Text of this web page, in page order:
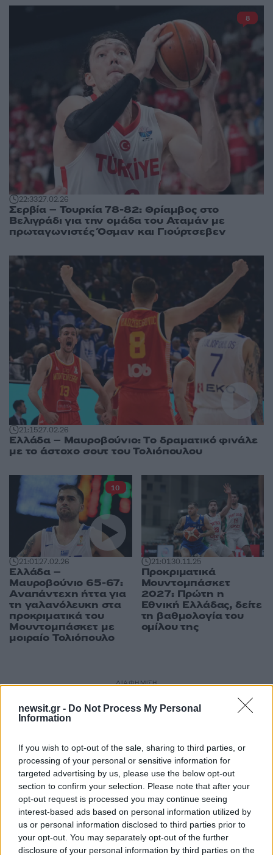
newsit.gr - Do Not Process My Personal
Information
If you wish to opt-out of the sale, sharing to third parties, or
processing of your personal or sensitive information for
targeted advertising by us, please use the below opt-out
section to confirm your selection. Please note that after your
opt-out request is processed you may continue seeing
interest-based ads based on personal information utilized by
us or personal information disclosed to third parties prior to
your opt-out. You may separately opt-out of the further
disclosure of your personal information by third parties on the
22:3327.02.26
Σερβία – Τουρκία 78-82: Θρίαμβος στο
Βελιγράδι για την ομάδα του Αταμάν με
πρωταγωνιστές Όσμαν και Γιούρτσεβεν
8
21:1527.02.26
Ελλάδα – Μαυροβούνιο: Tο δραματικό φινάλε
με το άστοχο σουτ του Τολιόπουλου
21:0127.02.26
Ελλάδα –
Μαυροβούνιο 65-67:
Αναπάντεχη ήττα για
τη γαλανόλευκη στα
προκριματικά του
Μουντομπάσκετ με
μοιραίο Τολιόπουλο
10
21:0130.11.25
Προκριματικά
Μουντομπάσκετ
2027: Πρώτη η
Εθνική Ελλάδας, δείτε
τη βαθμολογία του
ομίλου της
ΔΙΑΦΗΜΙΣΗ